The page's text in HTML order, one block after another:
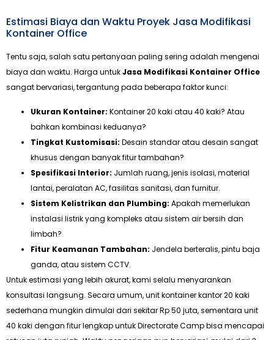
Estimasi Biaya dan Waktu Proyek Jasa Modifikasi
Kontainer Office
Tentu saja, salah satu pertanyaan paling sering adalah mengenai
biaya dan waktu. Harga untukJasa Modifikasi Kontainer Office
sangat bervariasi, tergantung pada beberapa faktor kunci:
Ukuran Kontainer: Kontainer 20 kaki atau 40 kaki? Atau
bahkan kombinasi keduanya?
Tingkat Kustomisasi: Desain standar atau desain sangat
khusus dengan banyak fitur tambahan?
Spesifikasi Interior: Jumlah ruang, jenis isolasi, material
lantai, peralatan AC, fasilitas sanitasi, dan furnitur.
Sistem Kelistrikan dan Plumbing: Apakah memerlukan
instalasi listrik yang kompleks atau sistem air bersih dan
limbah?
Fitur Keamanan Tambahan: Jendela berteralis, pintu baja
ganda, atau sistem CCTV.
Untuk estimasi yang lebih akurat, kami selalu menyarankan
konsultasi langsung. Secara umum, unit kontainer kantor 20 kaki
sederhana mungkin dimulai dari sekitar Rp 50 juta, sementara unit
40 kaki dengan fitur lengkap untuk Directorate Camp bisa mencapai